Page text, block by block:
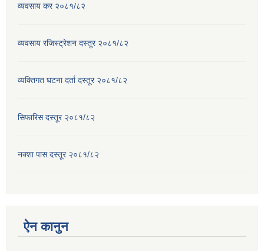
व्यवसाय कर २०८१/८२
व्यवसाय रजिस्ट्रेशन दस्तूर २०८१/८२
व्यक्तिगत घटना दर्ता दस्तूर २०८१/८२
सिफारिस दस्तूर २०८१/८२
नक्शा पास दस्तूर २०८१/८२
ऐन कानुन